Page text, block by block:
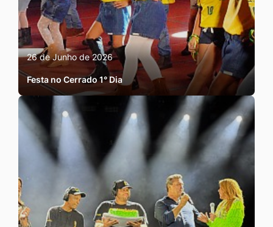
26 de Junho de 2026
Festa no Cerrado 1° Dia